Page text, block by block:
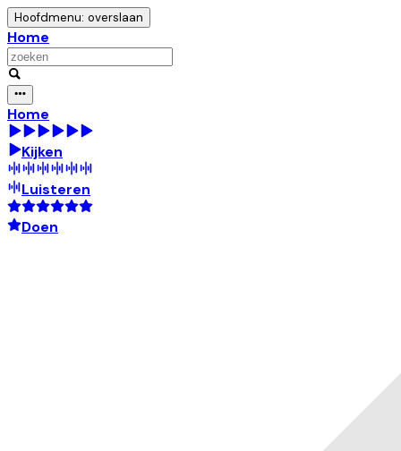
Hoofdmenu: overslaan
Home
Home
Kijken
Luisteren
Doen